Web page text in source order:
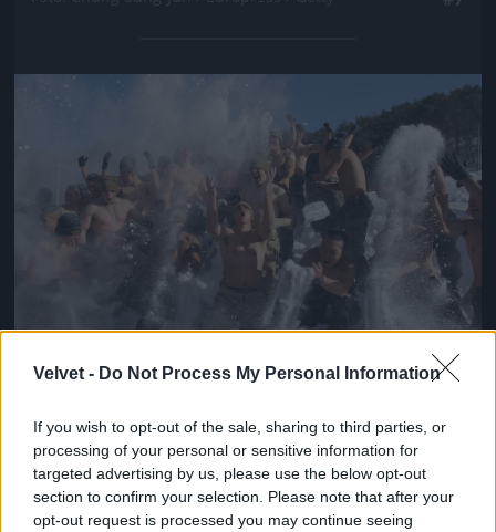
Velvet - Do Not Process My Personal Information
If you wish to opt-out of the sale, sharing to third parties, or
processing of your personal or sensitive information for
targeted advertising by us, please use the below opt-out
section to confirm your selection. Please note that after your
opt-out request is processed you may continue seeing
Fotó: Chung Sung-Jun / Europress / Getty